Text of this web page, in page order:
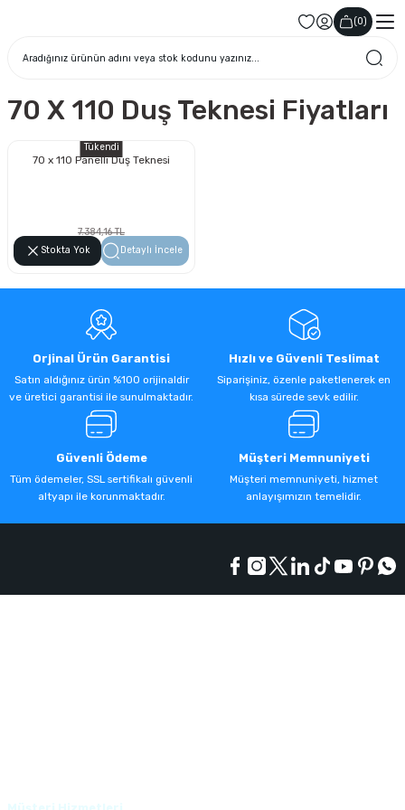
(0)
70 X 110 Duş Teknesi Fiyatları
Tükendi
70 x 110 Panelli Duş Teknesi
7.384,16 TL
4.208,97 TL
Stokta Yok Detaylı İncele
Orjinal Ürün Garantisi
Satın aldığınız ürün %100 orijinaldir
ve üretici garantisi ile sunulmaktadır.
Hızlı ve Güvenli Teslimat
Siparişiniz, özenle paketlenerek en
kısa sürede sevk edilir.
Güvenli Ödeme
Tüm ödemeler, SSL sertifikalı güvenli
altyapı ile korunmaktadır.
Müşteri Memnuniyeti
Müşteri memnuniyeti, hizmet
anlayışımızın temelidir.